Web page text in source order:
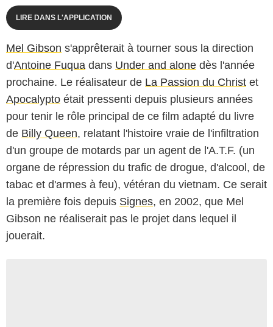
LIRE DANS L'APPLICATION
Mel Gibson s'apprêterait à tourner sous la direction
d'Antoine Fuqua dans Under and alone dès l'année
prochaine. Le réalisateur de La Passion du Christ et
Apocalypto était pressenti depuis plusieurs années
pour tenir le rôle principal de ce film adapté du livre
de Billy Queen, relatant l'histoire vraie de l'infiltration
d'un groupe de motards par un agent de l'A.T.F. (un
organe de répression du trafic de drogue, d'alcool, de
tabac et d'armes à feu), vétéran du vietnam. Ce serait
la première fois depuis Signes, en 2002, que Mel
Gibson ne réaliserait pas le projet dans lequel il
jouerait.